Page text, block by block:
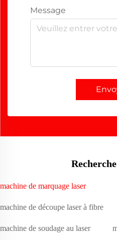
Message
machine de marquage laser
machine de découpe laser à fibre
machine de soudage au laser